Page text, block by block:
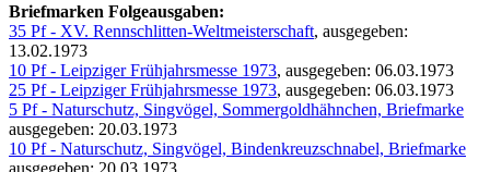
Briefmarken Folgeausgaben:
35 Pf - XV. Rennschlitten-Weltmeisterschaft, ausgegeben:
13.02.1973
10 Pf - Leipziger Frühjahrsmesse 1973, ausgegeben: 06.03.1973
25 Pf - Leipziger Frühjahrsmesse 1973, ausgegeben: 06.03.1973
5 Pf - Naturschutz, Singvögel, Sommergoldhähnchen, Briefmarke
ausgegeben: 20.03.1973
10 Pf - Naturschutz, Singvögel, Bindenkreuzschnabel, Briefmarke
ausgegeben: 20.03.1973